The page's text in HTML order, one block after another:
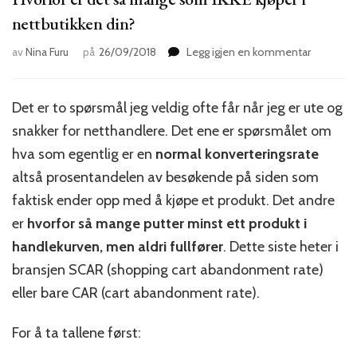
nettbutikken din?
avNina Furu på 26/09/2018 Legg igjen en kommentartil
det
mange
som
kjøper
i
Det er to spørsmål jeg veldig ofte får når jeg er ute og
snakker for netthandlere. Det ene er spørsmålet om
hva som egentlig er en normal konverteringsrate
altså prosentandelen av besøkende på siden som
faktisk ender opp med å kjøpe et produkt. Det andre
er hvorfor så mange putter minst ett produkt i
handlekurven, men aldri fullfører. Dette siste heter i
bransjen SCAR (shopping cart abandonment rate)
eller bare CAR (cart abandonment rate).
For å ta tallene først: